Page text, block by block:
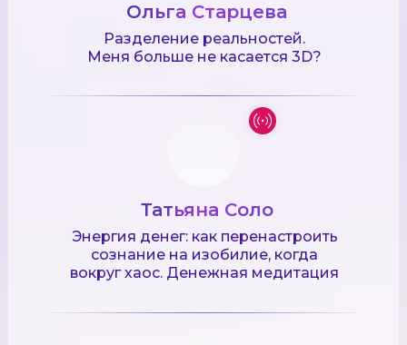
Разделение реальностей.
Меня больше не касается 3D?
Ольга Старцева
Энергия денег: как перенастроить
сознание на изобилие, когда
вокруг хаос. Денежная медитация
Татьяна Соло